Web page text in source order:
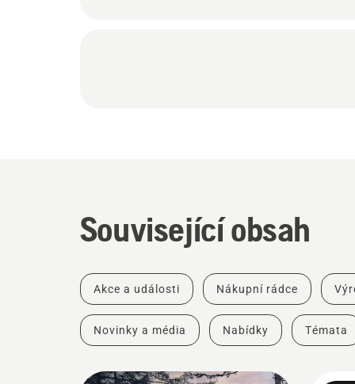
Související obsah
Akce a události Nákupní rádce
Novinky a média Nabídky Témata